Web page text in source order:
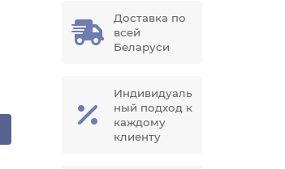
Доставка по
всей
Беларуси
Индивидуаль
ный подход к
каждому
клиенту